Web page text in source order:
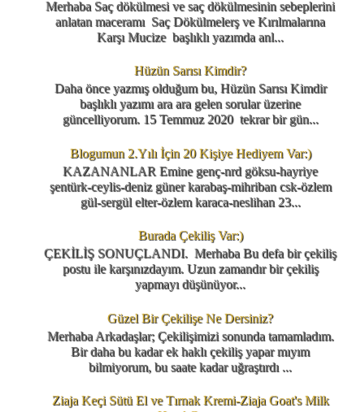
Merhaba Saç dökülmesi ve saç dökülmesinin sebeplerini
anlatan maceramı Saç Dökülmelerş ve Kırılmalarına
Karşı Mucize başlıklı yazımda anl...
Hüzün Sarısı Kimdir?
Daha önce yazmış olduğum bu, Hüzün Sarısı Kimdir
başlıklı yazımı ara ara gelen sorular üzerine
güncelliyorum. 15 Temmuz 2020 tekrar bir gün...
Blogumun 2.Yılı İçin 20 Kişiye Hediyem Var:)
KAZANANLAR Emine genç-nrd göksu-hayriye
şentürk-ceylis-deniz güner karabaş-mihriban csk-özlem
gül-sergül elter-özlem karaca-neslihan 23...
Burada Çekiliş Var:)
ÇEKİLİŞ SONUÇLANDI. Merhaba Bu defa bir çekiliş
postu ile karşınızdayım. Uzun zamandır bir çekiliş
yapmayı düşünüyor...
Güzel Bir Çekilişe Ne Dersiniz?
Merhaba Arkadaşlar; Çekilişimizi sonunda tamamladım.
Bir daha bu kadar ek haklı çekiliş yapar mıyım
bilmiyorum, bu saate kadar uğraştırdı ...
Ziaja Keçi Sütü El ve Tırnak Kremi-Ziaja Goat's Milk